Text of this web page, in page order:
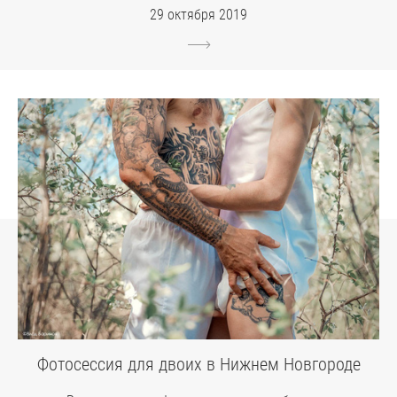
29 октября 2019
Фотосессия для двоих в Нижнем Новгороде